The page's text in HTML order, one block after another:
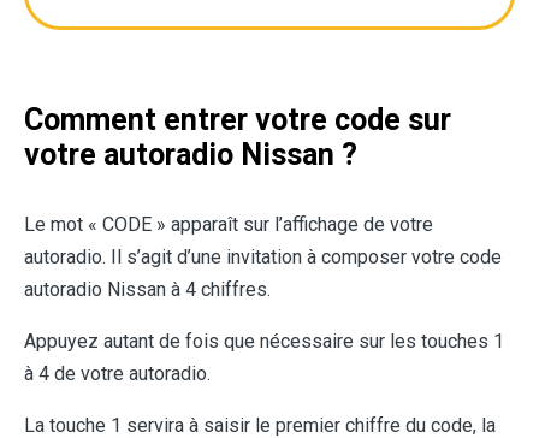
Comment entrer votre code sur
votre autoradio Nissan ?
Le mot « CODE » apparaît sur l’affichage de votre
autoradio. Il s’agit d’une invitation à composer votre code
autoradio Nissan à 4 chiffres.
Appuyez autant de fois que nécessaire sur les touches 1
à 4 de votre autoradio.
La touche 1 servira à saisir le premier chiffre du code, la